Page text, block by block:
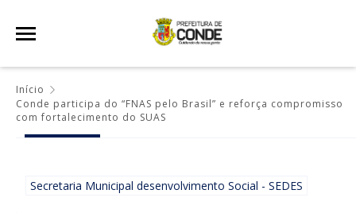
Início
Conde participa do “FNAS pelo Brasil” e reforça compromisso
com fortalecimento do SUAS
Secretaria Municipal desenvolvimento Social - SEDES